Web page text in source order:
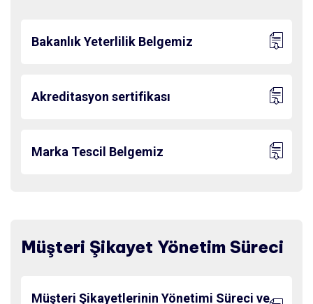
Bakanlık Yeterlilik Belgemiz
Akreditasyon sertifikası
Marka Tescil Belgemiz
Müşteri Şikayet Yönetim Süreci
Müşteri Şikayetlerinin Yönetimi Süreci ve